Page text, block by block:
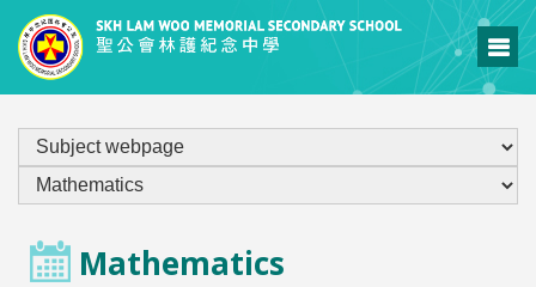
LEARNING & TEACHING
Mathematics